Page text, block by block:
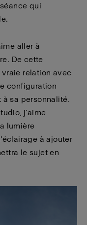
qui
aller à
De cette
relation avec
configuration
sa personnalité.
j’aime
lumière
à ajouter
le sujet en